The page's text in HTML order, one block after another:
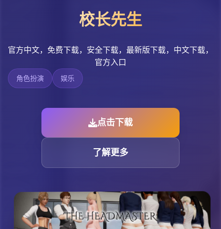
校长先生
官方中文，免费下载，安全下载，最新版下载，中文下载，
官方入口
角色扮演 娱乐
点击下载
了解更多